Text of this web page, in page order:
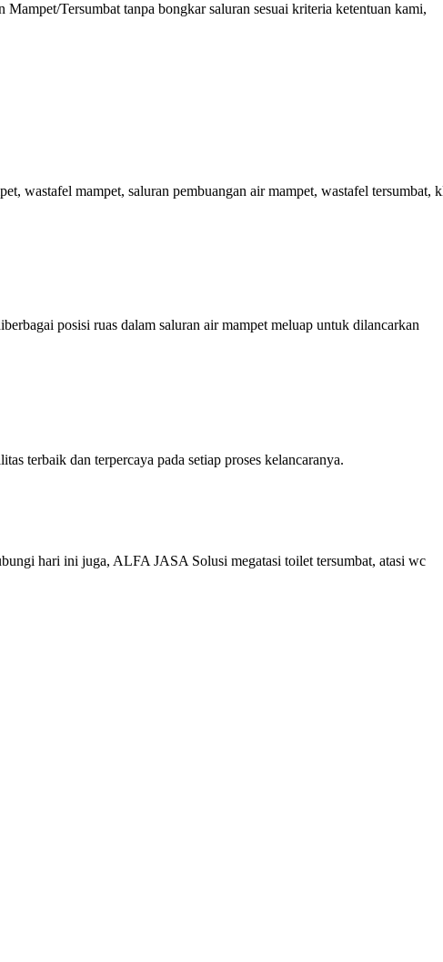
Tersumbat tanpa bongkar saluran sesuai kriteria ketentuan kami,
wastafel mampet, saluran pembuangan air mampet, wastafel tersumbat,
posisi ruas dalam saluran air mampet meluap untuk dilancarkan
terbaik dan terpercaya pada setiap proses kelancaranya.
hari ini juga, ALFA JASA Solusi megatasi toilet tersumbat, atasi wc